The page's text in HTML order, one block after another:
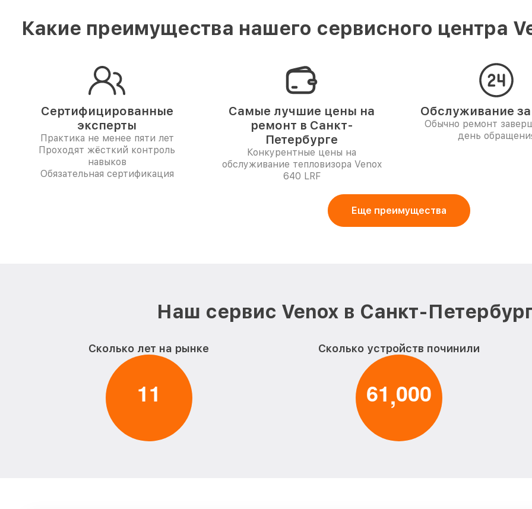
Какие преимущества нашего сервисного центра
Сертифицированные
эксперты
Практика не менее пяти лет
Проходят жёсткий контроль
навыков
Обязательная сертификация
Самые лучшие цены на
ремонт в Санкт-
Петербурге
Конкурентные цены на
обслуживание тепловизора Venox
640 LRF
Обслуживание за
Обычно ремонт
день
Еще преимущества
Наш сервис Venox в Санкт-
Сколько лет на рынке
11
Сколько устройств починили
61,000